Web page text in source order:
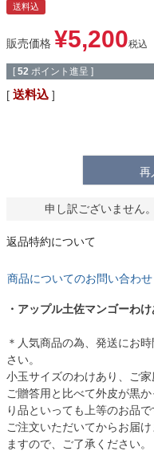
送料込
販売価格 ¥5,200税込
[ 52 ポイント進呈 ]
送料込
再
申し訳ございません
返品特約について
商品についてのお問い合わせ
・アップル土佐マンゴーわ
＊人気商品の為、発送にお
さい。
小玉サイズのわけあり、ご家
ご贈答用と比べて外皮が黒
り品といっても上等のお品で
ご注文いただいてからお届
ますので、ご了承ください。